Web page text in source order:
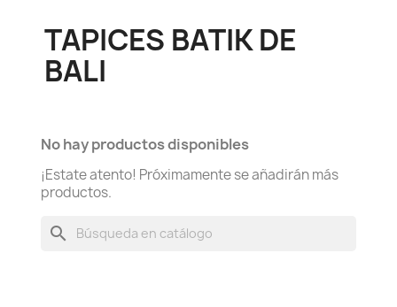
TAPICES BATIK DE
BALI
No hay productos disponibles
¡Estate atento! Próximamente se añadirán más
productos.
search